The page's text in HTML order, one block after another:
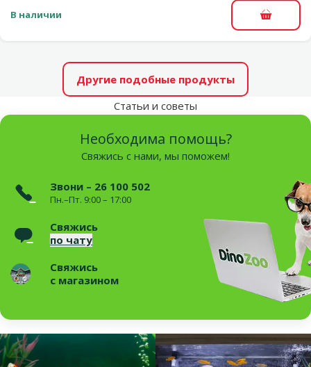
В наличии В
Другие подобные продукты
Статьи и советы
Необходима помощь?
Свяжись с нами, мы поможем!
Звони – 26 100 502
Пн.–Пт. 9:00 – 17:00
Свяжись
по чату
Свяжись
с магазином